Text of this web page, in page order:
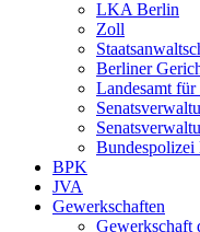
LKA Berlin
Zoll
Berliner
Landesamt für
Bundespolizei
BPK
JVA
Gewerkschaften
Gewerkschaft